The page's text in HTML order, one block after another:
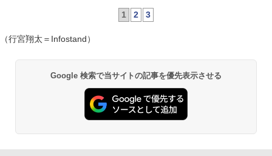
1 2 3
（行宮翔太＝Infostand）
Google 検索で当サイトの記事を優先表示させる